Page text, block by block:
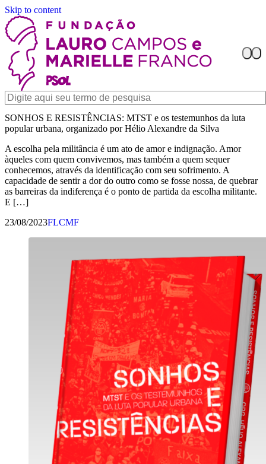
Skip to content
SONHOS E RESISTÊNCIAS: MTST e os testemunhos da luta
popular urbana, organizado por Hélio Alexandre da Silva
A escolha pela militância é um ato de amor e indignação. Amor
àqueles com quem convivemos, mas também a quem sequer
conhecemos, através da identificação com seu sofrimento. A
capacidade de sentir a dor do outro como se fosse nossa, de quebrar
as barreiras da indiferença é o ponto de partida da escolha militante.
E […]
23/08/2023FLCMF